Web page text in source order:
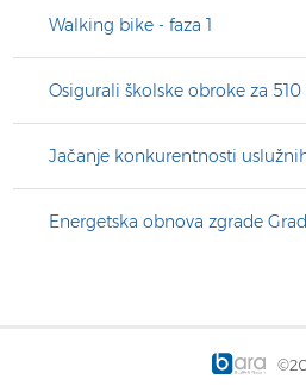
Walking bike - faza 1
Osigurali školske obroke za
Jačanje konkurentnosti
Energetska obnova zgrade